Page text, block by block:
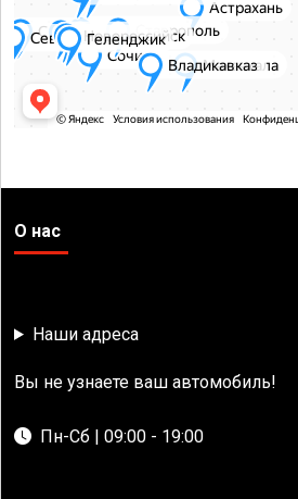
О нас
Наши адреса
Вы не узнаете ваш автомобиль!
Пн-Сб | 09:00 - 19:00